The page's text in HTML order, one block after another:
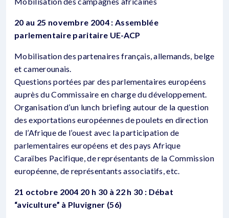
20 au 25 novembre 2004 : Assemblée
parlementaire paritaire UE-ACP
Mobilisation des partenaires français, allemands, belge
et camerounais.
Questions portées par des parlementaires européens
auprès du Commissaire en charge du développement.
Organisation d’un lunch briefing autour de la question
des exportations européennes de poulets en direction
de l’Afrique de l’ouest avec la participation de
parlementaires européens et des pays Afrique
Caraïbes Pacifique, de représentants de la Commission
européenne, de représentants associatifs, etc.
21 octobre 2004 20 h 30 à 22 h 30 : Débat
“aviculture” à Pluvigner (56)